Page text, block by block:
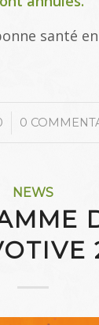
santé
0
NEWS